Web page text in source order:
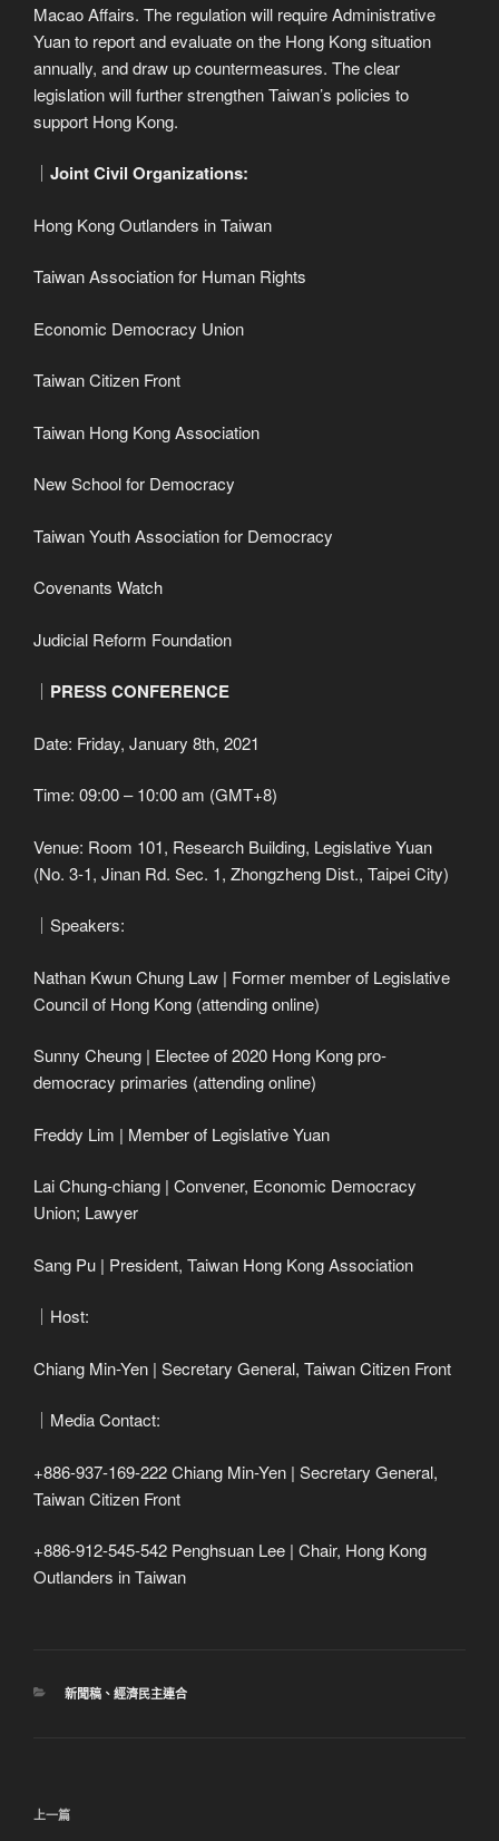
Macao Affairs. The regulation will require Administrative
Yuan to report and evaluate on the Hong Kong situation
annually, and draw up countermeasures. The clear
legislation will further strengthen Taiwan’s policies to
support Hong Kong.
｜ Joint Civil Organizations:
Hong Kong Outlanders in Taiwan
Taiwan Association for Human Rights
Economic Democracy Union
Taiwan Citizen Front
Taiwan Hong Kong Association
New School for Democracy
Taiwan Youth Association for Democracy
Covenants Watch
Judicial Reform Foundation
｜ PRESS CONFERENCE
Date: Friday, January 8th, 2021
Time: 09:00 – 10:00 am (GMT+8)
Venue: Room 101, Research Building, Legislative Yuan
(No. 3-1, Jinan Rd. Sec. 1, Zhongzheng Dist., Taipei City)
​｜Speakers:
Nathan Kwun Chung Law | Former member of Legislative
Council of Hong Kong (attending online)
Sunny Cheung | Electee of 2020 Hong Kong pro-
democracy primaries (attending online)
Freddy Lim | Member of Legislative Yuan
Lai Chung-chiang | Convener, Economic Democracy
Union; Lawyer
Sang Pu | President, Taiwan Hong Kong Association
｜Host:
Chiang Min-Yen | Secretary General, Taiwan Citizen Front
｜Media Contact:
+886-937-169-222 Chiang Min-Yen | Secretary General,
Taiwan Citizen Front
+886-912-545-542 Penghsuan Lee | Chair, Hong Kong
Outlanders in Taiwan
分
新聞稿、 經濟民主連合
文
上
上一篇